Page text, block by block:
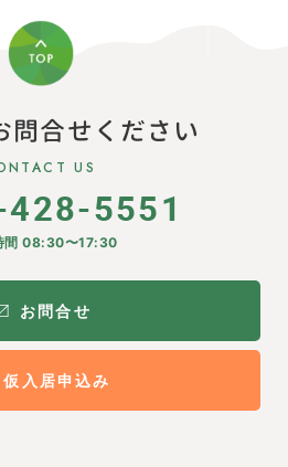
問合せください
US
5551
間 08:30〜17:30
お問合せ
仮入居申込み